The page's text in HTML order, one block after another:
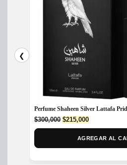
❮
Perfume Shaheen Silver Lattafa
$300,000 Original
price
$215,000Current
price
is:
AGREGAR AL